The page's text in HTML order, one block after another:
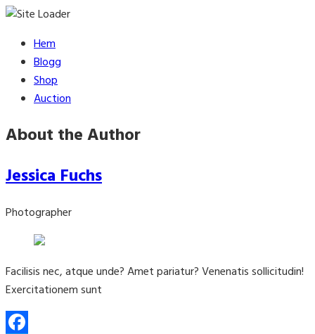
Skip
content
Hem
Blogg
Shop
Auction
About the Author
Jessica Fuchs
Photographer
Facilisis nec, atque unde? Amet pariatur? Venenatis sollicitudin!
Exercitationem sunt